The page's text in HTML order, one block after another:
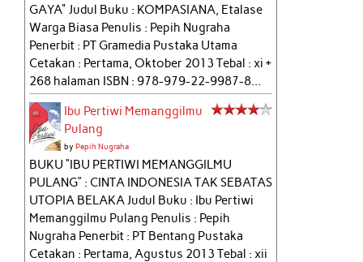
GAYA" Judul Buku : KOMPASIANA, Etalase
Warga Biasa Penulis : Pepih Nugraha
Penerbit : PT Gramedia Pustaka Utama
Cetakan : Pertama, Oktober 2013 Tebal : xi +
268 halaman ISBN : 978-979-22-9987-8...
Ibu Pertiwi Memanggilmu
Pulang
byPepih Nugraha
BUKU “IBU PERTIWI MEMANGGILMU
PULANG” : CINTA INDONESIA TAK SEBATAS
UTOPIA BELAKA Judul Buku : Ibu Pertiwi
Memanggilmu Pulang Penulis : Pepih
Nugraha Penerbit : PT Bentang Pustaka
Cetakan : Pertama, Agustus 2013 Tebal : xii